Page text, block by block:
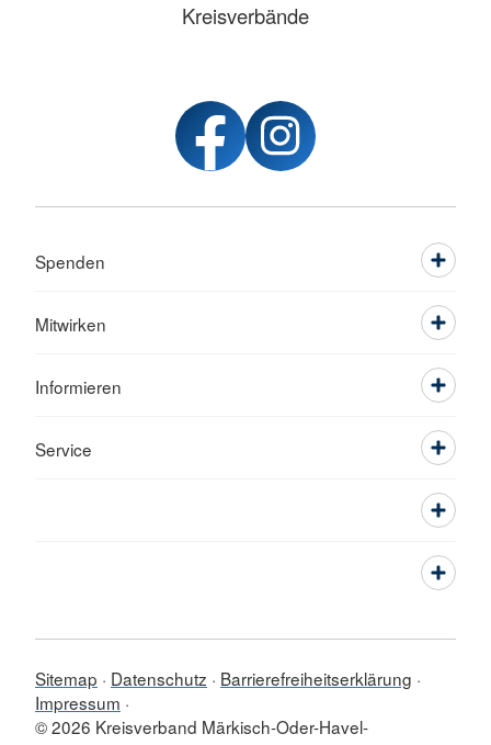
Kreisverbände
Spenden
Mitwirken
Informieren
Service
Sitemap Datenschutz
Barrierefreiheitserklärung
Impressum
© 2026 Kreisverband Märkisch-Oder-Havel-